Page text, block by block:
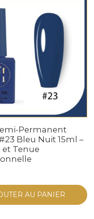
Permanent
Bleu Nuit 15ml –
Tenue
AU PANIER